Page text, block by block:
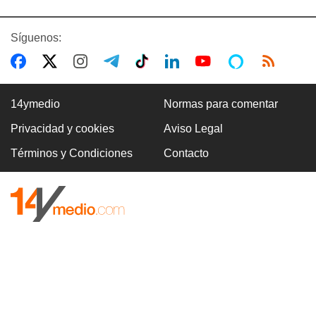
Síguenos:
14ymedio Normas para comentar
Privacidad y cookies Aviso Legal
Términos y Condiciones Contacto